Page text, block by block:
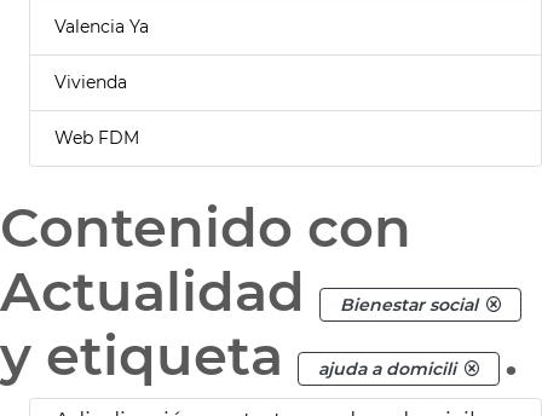
Valencia Ya
Vivienda
Web FDM
Contenido con
Actualidad
Bienestar social
y etiqueta ajuda a domicili .